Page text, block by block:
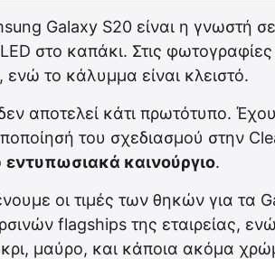
Galaxy S20 είναι η γνωστή
στο καπάκι. Στις
ενώ το κάλυμμα είναι κλειστό.
αποτελεί κάτι πρωτότυπο.
του σχεδιασμού στην
εντυπωσιακά καινούργιο.
οι τιμές των θηκών για τα
flagships της εταιρείας,
μαύρο, και κάποια ακόμα